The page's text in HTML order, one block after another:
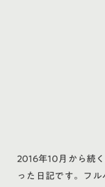
2016年10月から続
った日記です。フ